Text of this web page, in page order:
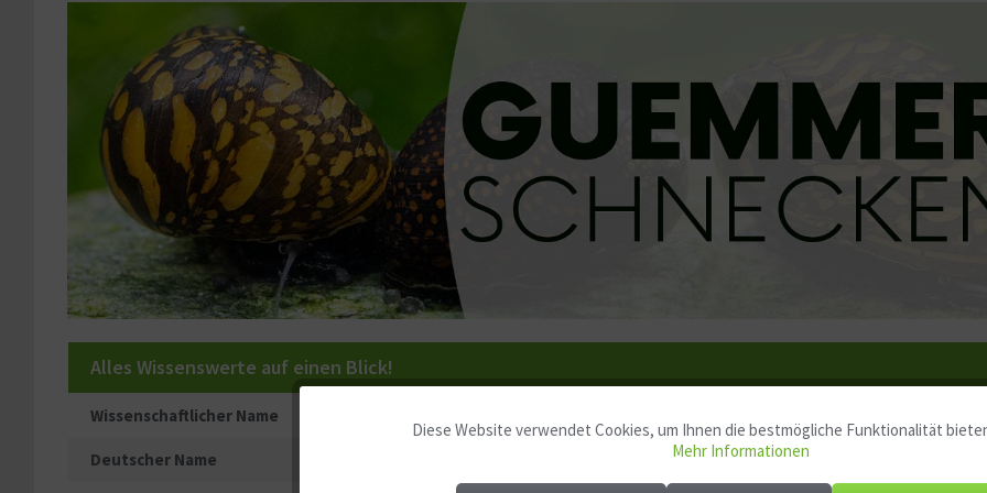
Alles Wissenswerte auf einen Blick!
Wissenschaftlicher Name
Deutscher Name Napfschnecke, Anthrazit-Napfschnecke,
FunktionaleDiese Website verwendet Cookies, um Ihnen die bestmögliche Funktionalität
Mehr Informationen